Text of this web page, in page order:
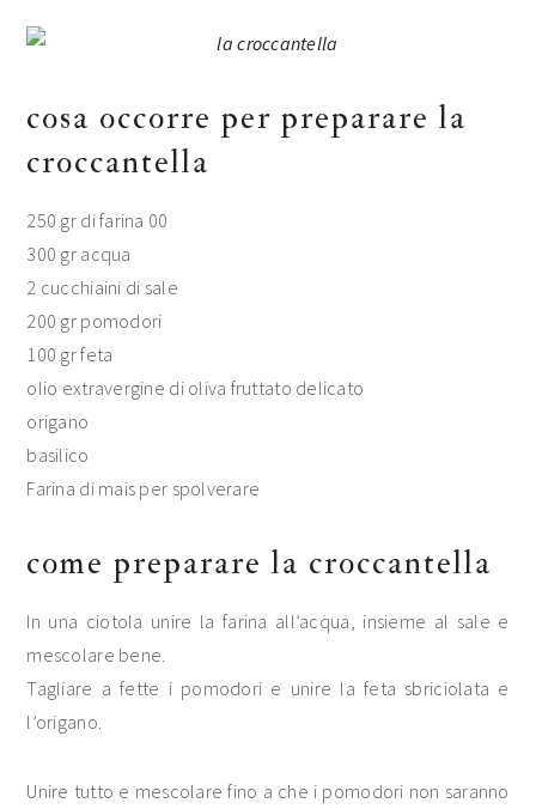
cosa occorre per preparare la
croccantella
250 gr di farina 00
300 gr acqua
2 cucchiaini di sale
200 gr pomodori
100 gr feta
olio extravergine di oliva fruttato delicato
origano
basilico
Farina di mais per spolverare
come preparare la croccantella
In una ciotola unire la farina all’acqua, insieme al sale e
mescolare bene.
Tagliare a fette i pomodori e unire la feta sbriciolata e
l’origano.
Unire tutto e mescolare fino a che i pomodori non saranno